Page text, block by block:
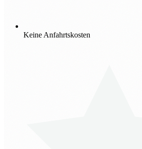
Keine Anfahrtskosten